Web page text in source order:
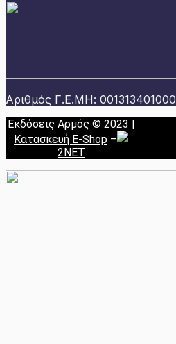
Αριθμός Γ.Ε.ΜΗ: 001313401000
Εκδόσεις Αρμός © 2023 |
Κατασκευή E-Shop –
2NET